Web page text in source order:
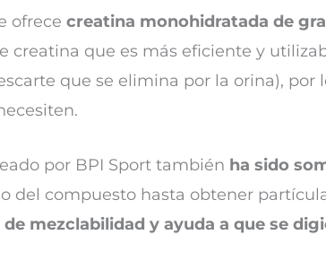
ofrece creatina monohidratada de
creatina que es más eficiente y
que se elimina por la orina), por
por BPI Sport también ha sido
del compuesto hasta obtener
mezclabilidad y ayuda a que se